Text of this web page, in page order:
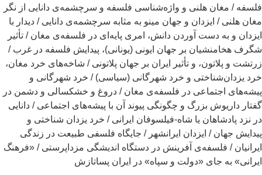
فلسفه / مغان هلنی و واژه‌شناسی فلسفه و سرچشمه‌ی دانایی از نگر
مغان هلنی / ایزدان و جهان مینو به مثابه سرچشمه‌ی دانایی / دیدار با
ایزدان و به دست آوردن دانش، امری پایه‌ای در فلسفه‌ی مغان / تأثیر
شگرف هخامنشیان بر جهان ایونی (یونانی)، پیدایش فلسفه در غرب /
زرتشت و پلاتون، و تأثیر ایران بر جهان پلاتونی / شاخه‌های خرد مغان،
خرد یزدان‌شناختی و خرد شهرگانی (سیاسی) / خرد شهرگانی و
پیشه‌های اجتماعی در فلسفه‌ی مغان / دروغ و خشکسالی و دشمن در
گفتار داریوش بزرگ و چگونگی پیوند آن با پیشه‌های اجتماعی / دانایی
در نزد پادشاهان یا شاه-فیلسوفان ایرانی / خرد یزدان شناختی و
پیدایش جهان / ایزدان ایرانشهر / جایگاه فلسفی طبیعت در زندگی
ایرانیان / فلسفه‌ی آفرینش در دستگاه اندیشگی مزداپرستی / «فرهنگ
ایرانی» به جای «دولت و سپاه» در ایران پساتازش